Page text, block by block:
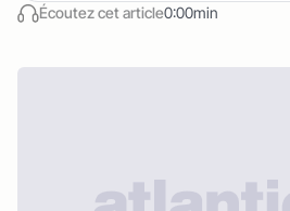
Écoutez cet article0:00min